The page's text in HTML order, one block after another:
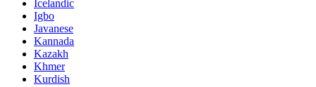
Icelandic
Igbo
Javanese
Kannada
Kazakh
Khmer
Kurdish